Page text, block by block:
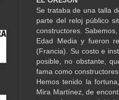
Se trataba de una talla
parte del reloj público
constructores.
Edad Media y fueron
(Francia). Su costo e
posible, no obstante,
fama como
Hemos tenido la
Mira Martínez, de